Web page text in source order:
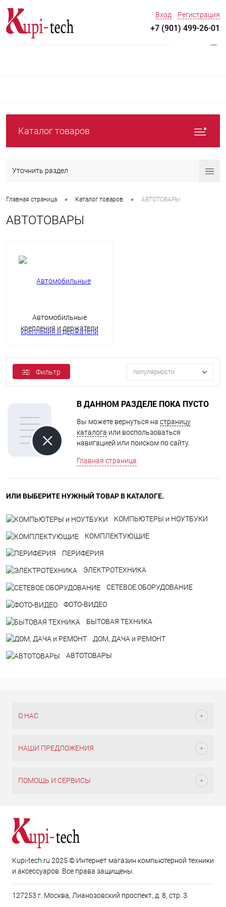
Вход Регистрация
+7 (901) 499-26-01
Каталог товаров
Уточнить раздел
Главная страница • Каталог товаров • АВТОТОВАРЫ
АВТОТОВАРЫ
Автомобильные
крепления и держатели
Фильтр популярности
В ДАННОМ РАЗДЕЛЕ ПОКА ПУСТО
Вы можете вернуться на страницу
каталога или воспользоваться
навигацией или поиском по сайту.
Главная страница
ИЛИ ВЫБЕРИТЕ НУЖНЫЙ ТОВАР В КАТАЛОГЕ.
КОМПЬЮТЕРЫ и НОУТБУКИ
КОМПЛЕКТУЮЩИЕ
ПЕРИФЕРИЯ
ЭЛЕКТРОТЕХНИКА
СЕТЕВОЕ ОБОРУДОВАНИЕ
ФОТО-ВИДЕО
БЫТОВАЯ ТЕХНИКА
ДOM, ДАЧА и РЕМОНТ
АВТОТОВАРЫ
О НАС
НАШИ ПРЕДЛОЖЕНИЯ
ПОМОЩЬ И СЕРВИСЫ
Kupi-tech.ru 2025 © Интернет магазин компьютерной техники
и аксессуаров. Все права защищены.
127253 г. Москва, Лианозовский проспект, д. 8, стр. 3.